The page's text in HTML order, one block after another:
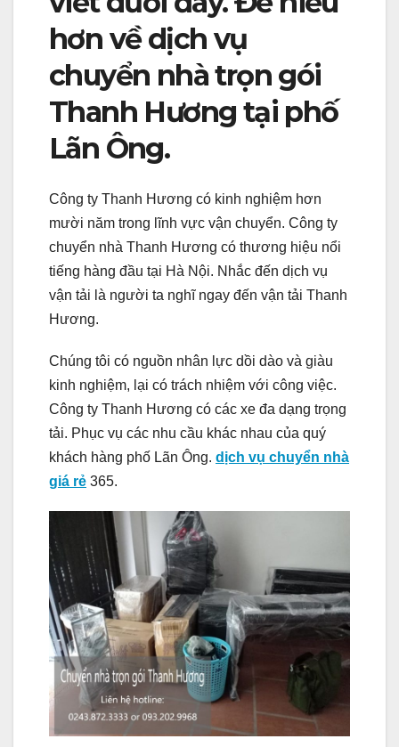
hơn về dịch vụ
chuyển nhà trọn gói
Thanh Hương tại phố
Lãn Ông.
Công ty Thanh Hương có kinh nghiệm hơn
mười năm trong lĩnh vực vận chuyển. Công ty
chuyển nhà Thanh Hương có thương hiệu nổi
tiếng hàng đầu tại Hà Nội. Nhắc đến dịch vụ
vận tải là người ta nghĩ ngay đến vận tải Thanh
Hương.
Chúng tôi có nguồn nhân lực dồi dào và giàu
kinh nghiệm, lại có trách nhiệm với công việc.
Công ty Thanh Hương có các xe đa dạng trọng
tải. Phục vụ các nhu cầu khác nhau của quý
khách hàng phố Lãn Ông. dịch vụ chuyển nhà
giá rẻ 365.